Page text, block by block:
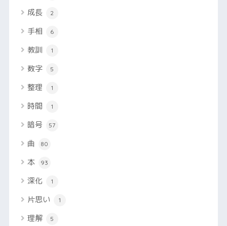
成長 2
手相 6
教訓 1
数字 5
整理 1
時間 1
暗号 57
曲 80
本 93
深化 1
片思い 1
理解 5